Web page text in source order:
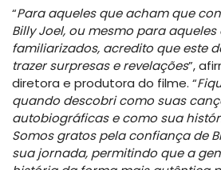
“Para aqueles que acham que
Billy Joel, ou mesmo para
familiarizados, acredito que este
trazer surpresas e revelações”,
diretora e produtora do filme. “
quando descobri como suas
autobiográficas e como sua
Somos gratos pela confiança de
sua jornada, permitindo que a